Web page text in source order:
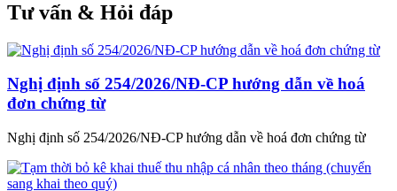
Tư vấn & Hỏi đáp
Nghị định số 254/2026/NĐ-CP hướng dẫn về hoá
đơn chứng từ
Nghị định số 254/2026/NĐ-CP hướng dẫn về hoá đơn chứng từ